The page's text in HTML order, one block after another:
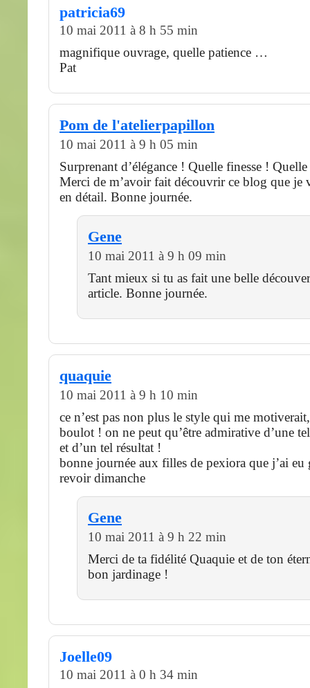
patricia69
10 mai 2011 à 8 h 55 min
magnifique ouvrage, quelle patience …
Pat
Pom de l'atelierpapillon
10 mai 2011 à 9 h 05 min
Surprenant d’élégance ! Quelle finesse !
Merci de m’avoir fait découvrir ce blog que je
en détail. Bonne journée.
Gene
10 mai 2011 à 9 h 09 min
Tant mieux si tu as fait une belle
article. Bonne journée.
quaquie
10 mai 2011 à 9 h 10 min
ce n’est pas non plus le style qui me
boulot ! on ne peut qu’être admirative d’une
et d’un tel résultat !
bonne journée aux filles de pexiora que j’ai eu
revoir dimanche
Gene
10 mai 2011 à 9 h 22 min
Merci de ta fidélité Quaquie et de ton
bon jardinage !
Joelle09
10 mai 2011 à 0 h 34 min